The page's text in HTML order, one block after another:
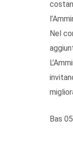
Nel
Bas 05